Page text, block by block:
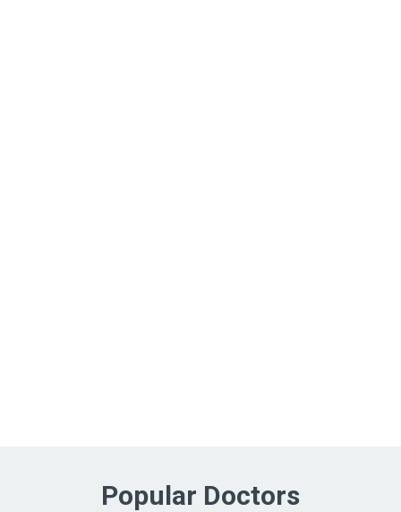
Popular Doctors